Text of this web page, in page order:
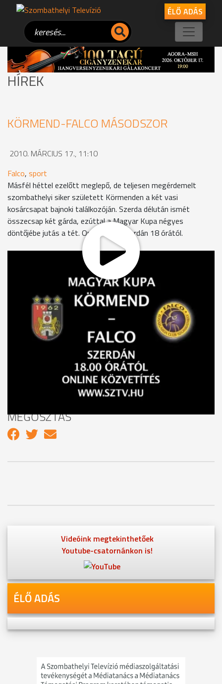
ÉLŐ ADÁS
HÍREK
KÖRMEND-FALCO MÁSODSZOR
2010. MÁRCIUS 17., 11:10
Falco, sport
Másfél héttel ezelőtt meglepő, de teljesen megérdemelt
szombathelyi siker született Körmenden a két vasi
kosárcsapat bajnoki találkozóján. Szerda délután ismét
összecsap két gárda, ezúttal a Magyar Kupa négyes
döntőjébe jutás a tét. Online adás szerdán 18 órától.
A Falco szurkolóinak ismét 150 db jegyet biztosítottak a
rendezők, pedig ennél jóval többen szeretnék buzdítani a
csapatot. Aki belépőjegy vagy más ok miatt nem tud ott lenni
a helyszínen, az sem marad le a mérkőzésről, mert élőben
követheti az eseményeket a Szombathelyi Televízió online
közvetítésének köszönhetően. Az előző találkozót több mint
700 néző látta a
www.sztv.hu-n
, valószínűleg hasonló
érdeklődésre lehet számítani holnap is. A tv szakemberei
folyamatosan figyelik majd a honlap terhelését és ha
szükséges, nagyobb sávszélességet kérnek a szolgáltatótól
a zavatalan közvetítés érdekében.
MEGOSZTÁS
Videóink megtekinthetőek
Youtube-csatornánkon is!
ÉLŐ ADÁS